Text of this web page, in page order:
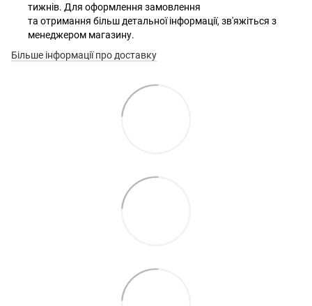
тижнів. Для оформлення замовлення
та отримання більш детальної інформації, зв'яжіться з
менеджером магазину.
Більше інформації про доставку